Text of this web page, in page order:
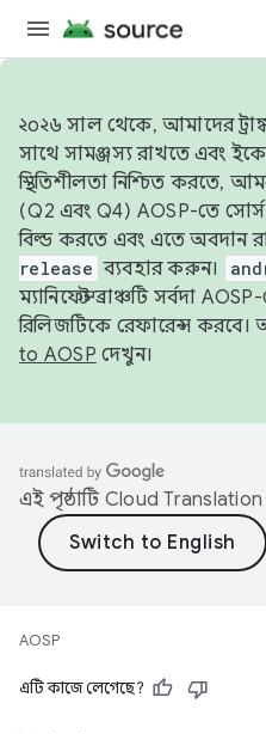
২০২৬ সাল থেকে, আমাদের
সাথে সামঞ্জস্য রাখতে এবং
স্থিতিশীলতা নিশ্চিত করতে,
(Q2 এবং Q4) AOSP-তে
বিল্ড করতে এবং এতে অবদান
release ব্যবহার করুন।
ম্যানিফেস্ট ব্রাঞ্চটি সর্বদা
রিলিজটিকে রেফারেন্স
to AOSP দেখুন।
এই পৃষ্ঠাটি Cloud Translation
AOSP
এটি কাজে লেগেছে?